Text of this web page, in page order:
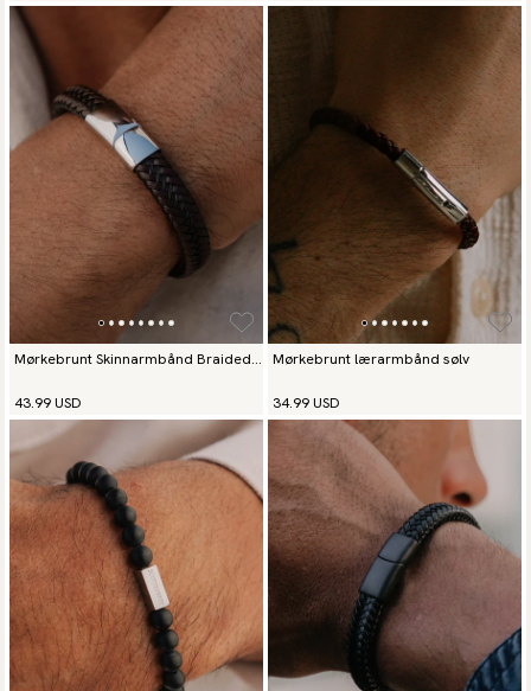
Mørkebrunt Skinnarmbånd Braided
43.99 USD
Mørkebrunt lærarmbånd sølv
34.99 USD